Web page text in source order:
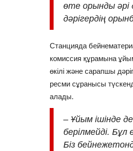
өте орынды әрі
дәрігердің
Станцияда
комиссия құрамына
өкілі және сарапшы
ресми сұранысы
алады.
– Ұйым ішінде
берілмейді.
Біз
АРНАЙЫ ЖОБА